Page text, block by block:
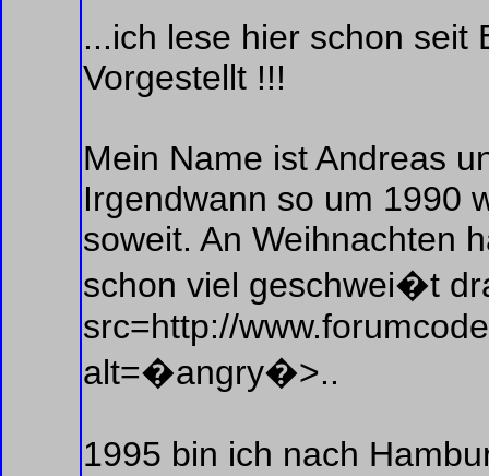
...ich lese hier schon seit
Vorgestellt !!!
Mein Name ist Andreas
Irgendwann so um 1990
soweit. An Weihnachten
schon viel geschwei�t
src=http://
alt=�angry�>..
1995 bin ich nach